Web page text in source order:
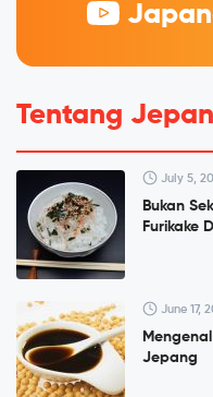
Tentang
July 5,
Bukan
Furikake
June 17,
Jepang